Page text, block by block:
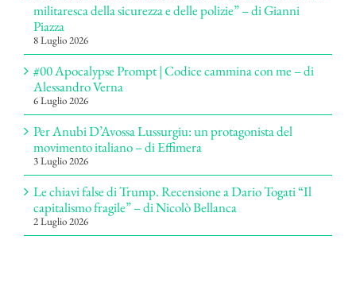
militaresca della sicurezza e delle polizie” – di Gianni
Piazza
8 Luglio 2026
#00 Apocalypse Prompt | Codice cammina con me – di
Alessandro Verna
6 Luglio 2026
Per Anubi D’Avossa Lussurgiu: un protagonista del
movimento italiano – di Effimera
3 Luglio 2026
Le chiavi false di Trump. Recensione a Dario Togati “Il
capitalismo fragile” – di Nicolò Bellanca
2 Luglio 2026